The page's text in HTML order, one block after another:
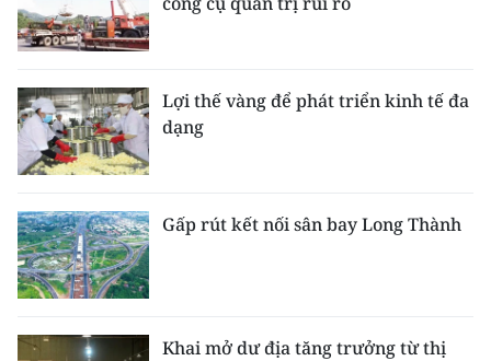
Lợi thế vàng để phát triển kinh tế đa
dạng
Gấp rút kết nối sân bay Long Thành
Khai mở dư địa tăng trưởng từ thị